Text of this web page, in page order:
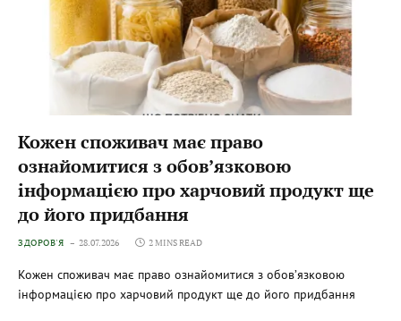
Кожен споживач має право
ознайомитися з обов’язковою
інформацією про харчовий продукт ще
до його придбання
ЗДОРОВ'Я 28.07.2026 2 MINS READ
Кожен споживач має право ознайомитися з обов’язковою
інформацією про харчовий продукт ще до його придбання